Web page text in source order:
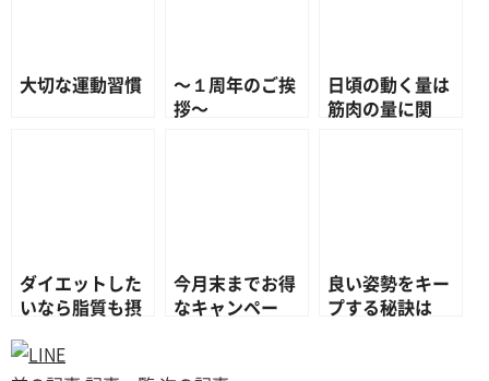
大切な運動習慣
〜１周年のご挨
拶〜
日頃の動く量は
筋肉の量に関
ダイエットした
いなら脂質も摂
今月末までお得
なキャンペー
良い姿勢をキー
プする秘訣は